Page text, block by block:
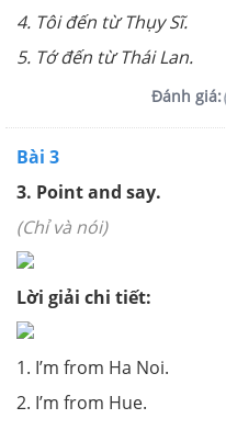
4. Tôi đến từ Thụy Sĩ.
5. Tớ đến từ Thái Lan.
Đánh giá:
Bài 3
3. Point and say.
(Chỉ và nói)
Lời giải chi tiết:
1. I’m from Ha Noi.
2. I’m from Hue.